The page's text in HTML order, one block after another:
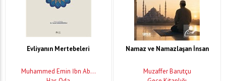
Evliyanın Mertebeleri
Muhammed Emin İbn Ab...
Namaz ve Namazlaşan İnsan
Muzaffer Barutçu